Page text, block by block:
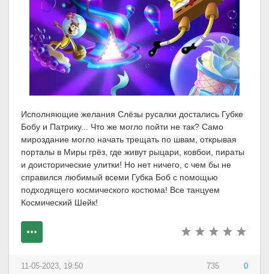
Исполняющие желания Слёзы русалки достались Губке
Бобу и Патрику... Что же могло пойти не так? Само
мироздание могло начать трещать по швам, открывая
порталы в Миры грёз, где живут рыцари, ковбои, пираты
и доисторические улитки! Но нет ничего, с чем бы не
справился любимый всеми Губка Боб с помощью
подходящего космического костюма! Все танцуем
Космический Шейк!
735 0
11-05-2023, 19:50